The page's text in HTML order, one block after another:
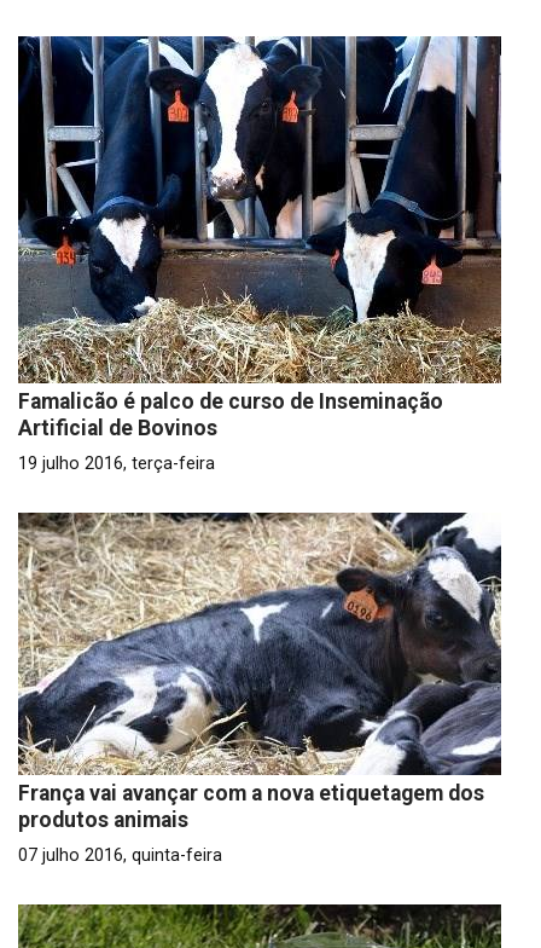
Famalicão é palco de curso de Inseminação
Artificial de Bovinos
19 julho 2016, terça-feira
França vai avançar com a nova etiquetagem dos
produtos animais
07 julho 2016, quinta-feira